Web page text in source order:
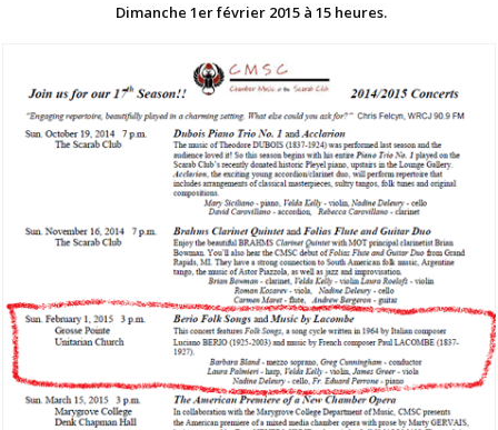
Dimanche 1er février 2015 à 15 heures.